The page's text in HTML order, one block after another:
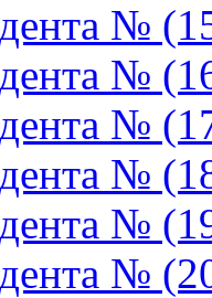
№
№
№
№
№
№